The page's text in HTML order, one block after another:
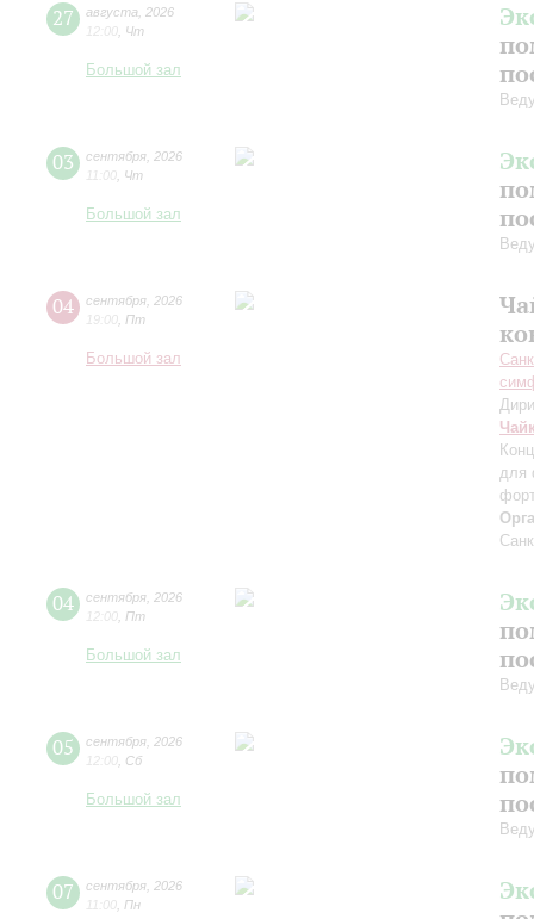
27 августа
2026
12:00 Чт
Большой зал
03 сентября 2026
11:00 Чт
Большой зал
04 сентября 2026
19:00 Пт
Большой зал
для
04 сентября 2026
12:00 Пт
Большой зал
05 сентября 2026
12:00 Сб
Большой зал
07 сентября 2026
11:00 Пн